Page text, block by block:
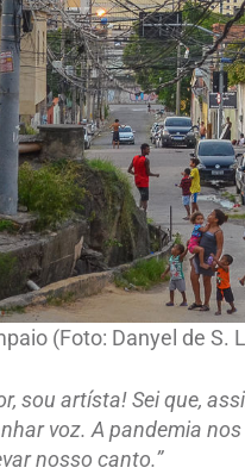
(Foto: Danyel de S.
sou artísta! Sei que,
voz. A pandemia
nosso canto.”